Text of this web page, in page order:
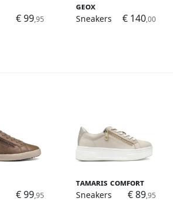
€ 99,95
Geox
Sneakers
€ 140,00
€ 99,95
Tamaris Comfort
Sneakers
€ 89,95